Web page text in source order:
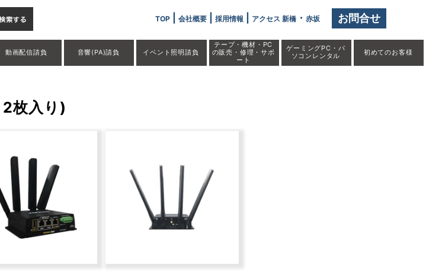
お問合せ
TOP| 会社概要| 採用情報 アクセス 新橋・ 赤坂
動画配信請負 音響(PA)請負 イベント照明請負
テープ・機材・PC
の販売・修理・サポ
ート
ゲーミングPC・パ
ソコンレンタル
初めてのお客様
枚入り)